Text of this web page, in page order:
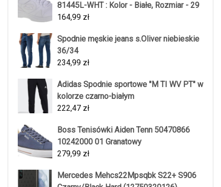
81445L-WHT : Kolor - Białe, Rozmiar - 29
164,99 zł
Spodnie męskie jeans s.Oliver niebieskie
36/34
234,99 zł
Adidas Spodnie sportowe "M TI WV PT" w
kolorze czarno-białym
222,47 zł
Boss Tenisówki Aiden Tenn 50470866
10242000 01 Granatowy
279,99 zł
Mercedes Mehcs22Mpsqbk S22+ S906